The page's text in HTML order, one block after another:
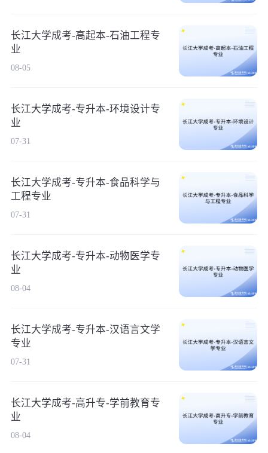
长江大学成考-高起本-石油工程专
业
08-05
长江大学成考-专升本-环境设计专
业
07-31
长江大学成考-专升本-食品科学与
工程专业
07-31
长江大学成考-专升本-动物医学专
业
08-04
长江大学成考-专升本-汉语言文学
专业
07-31
长江大学成考-高升专-学前教育专
业
08-04